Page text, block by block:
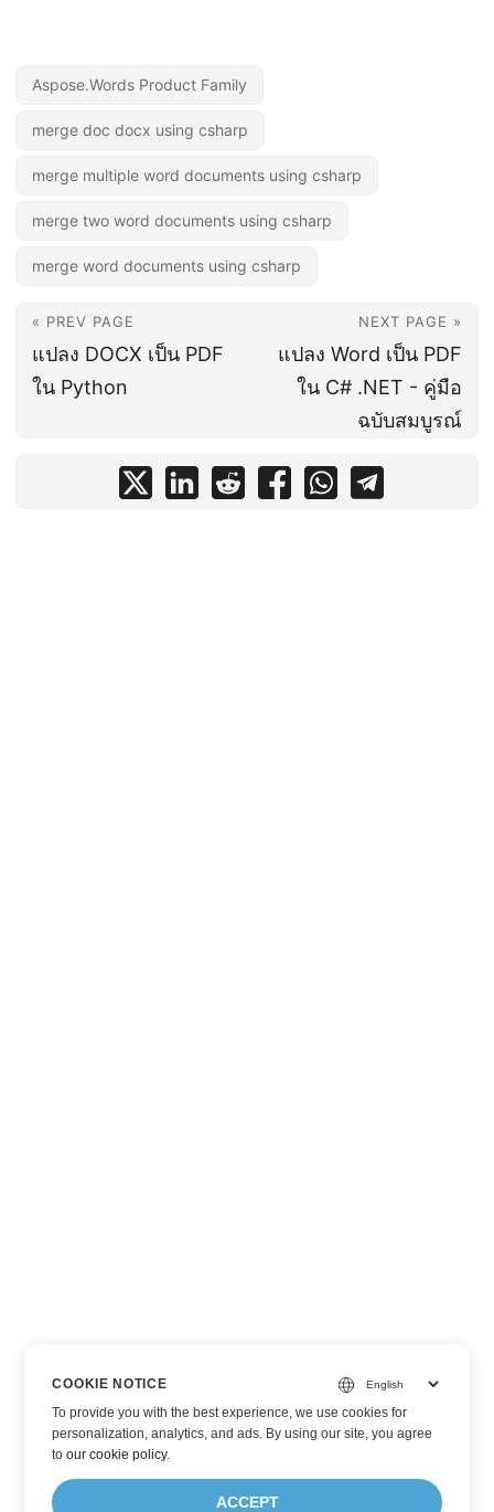
Aspose.Words Product Family
merge doc docx using csharp
merge multiple word documents using csharp
merge two word documents using csharp
merge word documents using csharp
« PREV PAGE
แปลง DOCX เป็น PDF
ใน Python
NEXT PAGE »
แปลง Word เป็น PDF
ใน C# .NET - คู่มือ
ฉบับสมบูรณ์
COOKIE NOTICE
To provide you with the best experience, we use cookies for
personalization, analytics, and ads. By using our site, you agree
toour cookie policy.
ACCEPT